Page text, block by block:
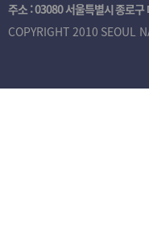
주소 : 03080 서울특별시 종로
COPYRIGHT 2010 SEOUL